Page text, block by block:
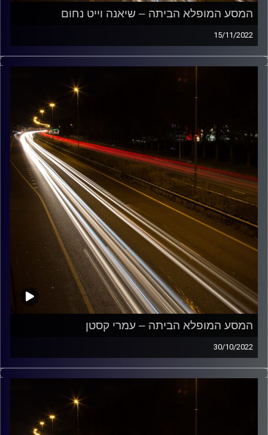
המסע המופלא הביתה – שיאנה וייט נחום
15/11/2022
מוזיקה שתלווה אותנו אחרי יום עבודה ארוך ותחזיר אותנו
הביתה בשלום עם שיאנה וייט נחום.
קרדיט תמונות:
המסע המופלא הביתה – עמרי קסטן
30/10/2022
מוזיקה שתלווה אותנו אחרי יום עבודה ארוך ותחזיר אותנו
הביתה בשלום עם עמרי קסטן.
קרדיט תמונות: